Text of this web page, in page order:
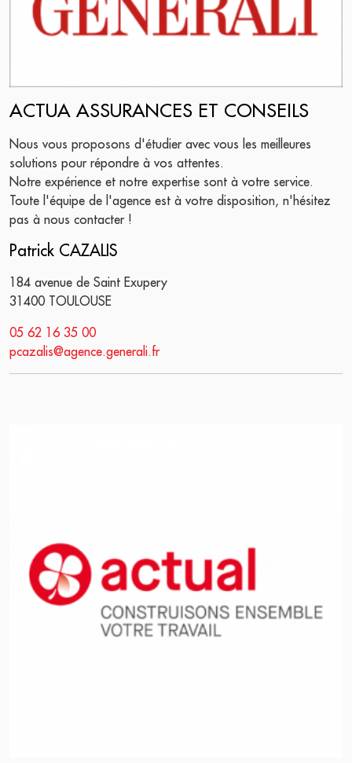
ACTUA ASSURANCES ET CONSEILS
Nous vous proposons d'étudier avec vous les meilleures
solutions pour répondre à vos attentes.
Notre expérience et notre expertise sont à votre service.
Toute l'équipe de l'agence est à votre disposition, n'hésitez
pas à nous contacter !
Patrick CAZALIS
184 avenue de Saint Exupery
31400 TOULOUSE
05 62 16 35 00
pcazalis@agence.generali.fr